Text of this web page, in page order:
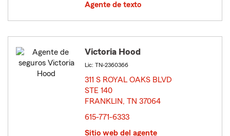
Agente de texto
Victoria Hood
Lic: TN-2360366
311 S ROYAL OAKS BLVD
STE 140
FRANKLIN, TN 37064
615-771-6333
Sitio web del agente